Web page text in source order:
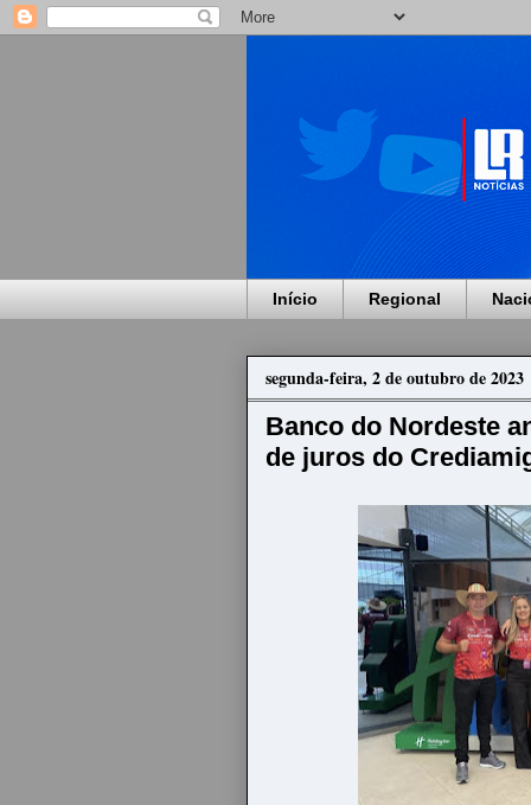
Início Regional
segunda-feira, 2 de outubro de 2023
Banco do Nordeste
de juros do